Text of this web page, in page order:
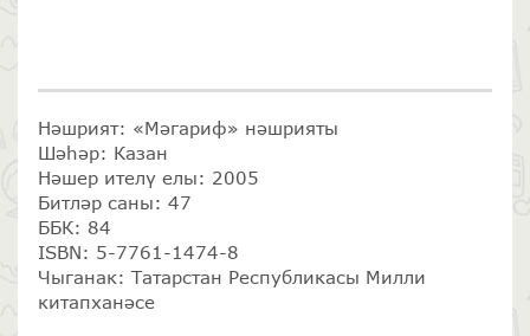
Нәшрият: «Мәгариф» нәшрияты
Шәһәр: Казан
Нәшер ителү елы: 2005
Битләр саны: 47
ББК: 84
ISBN: 5-7761-1474-8
Чыганак: Татарстан Республикасы Милли
китапханәсе